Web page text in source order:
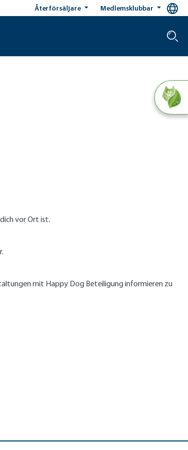
Återförsäljare Medlemsklubbar
vor Ort ist.
mit Happy Dog Beteiligung informieren zu